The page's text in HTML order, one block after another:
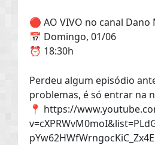
🔴 AO VIVO no canal Dano
📅 Domingo, 01/06
⏰ 18:30h
Perdeu algum episódio
problemas, é só entrar na
📍 https://